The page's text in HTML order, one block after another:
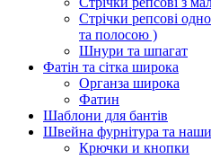
Стрічки репсові
та полосою )
Шнури та шпагат
Фатін та сітка широка
Органза широка
Фатин
Шаблони для бантів
Швейна фурнітура та
Крючки и кнопки